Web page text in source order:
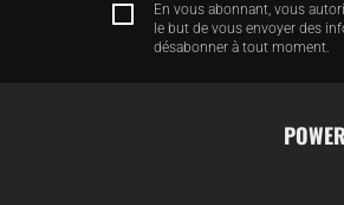
En vous abonnant, vous
le but de vous envoyer des
désabonner à tout moment.